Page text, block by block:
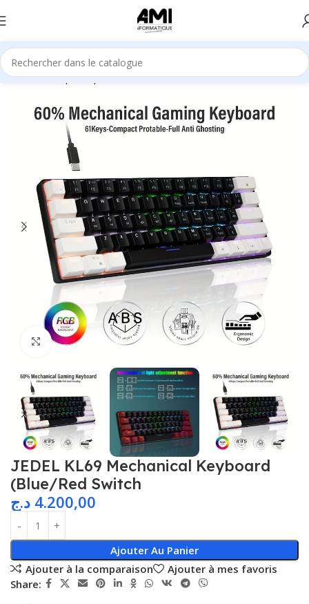
Accueil Périphériques Claviers
Agrandir
JEDEL KL69 Mechanical Keyboard
(Blue/Red Switch
4.200,00 د.ج
Ajouter Au Panier
Ajouter à la comparaison
Ajouter à mes favoris
Share: